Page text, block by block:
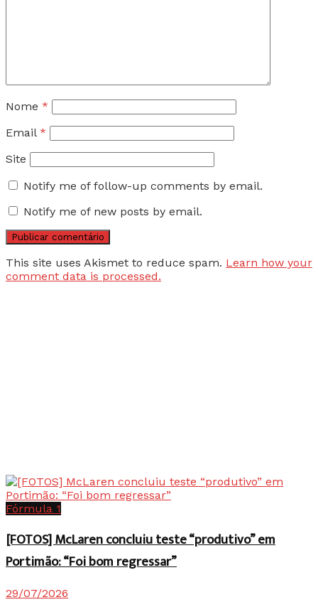
Nome *
Email *
Site
Notify me of follow-up comments by email.
Notify me of new posts by email.
This site uses Akismet to reduce spam. Learn how your
comment data is processed.
Fórmula 1
[FOTOS] McLaren concluiu teste “produtivo” em
Portimão: “Foi bom regressar”
29/07/2026